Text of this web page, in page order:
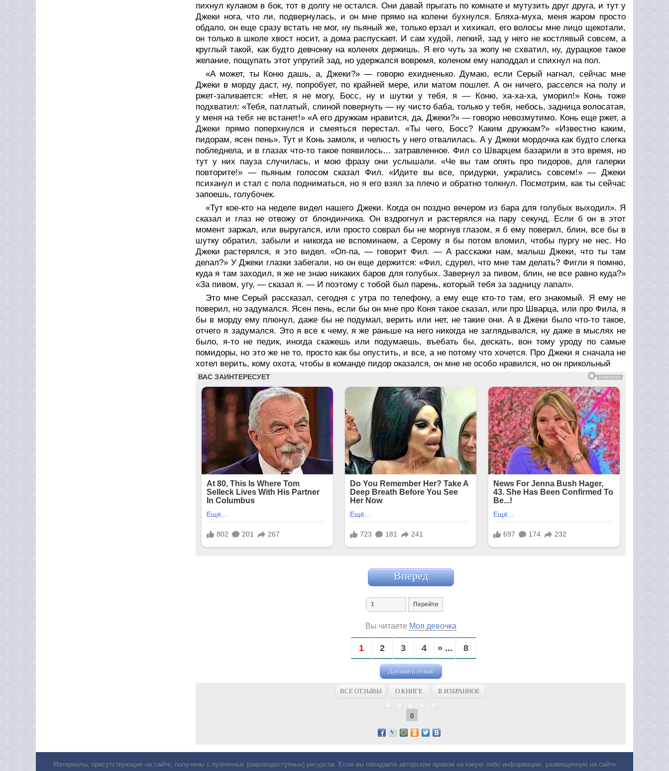
пихнул кулаком в бок, тот в долгу не остался. Они давай прыгать по комнате и мутузить друг друга, и тут у
Джеки нога, что ли, подвернулась, и он мне прямо на колени бухнулся. Бляха-муха, меня жаром просто
обдало, он еще сразу встать не мог, ну пьяный же, только ерзал и хихикал, его волосы мне лицо щекотали,
он только в школе хвост носит, а дома распускает. И сам худой, легкий, зад у него не костлявый совсем, а
круглый такой, как будто девчонку на коленях держишь. Я его чуть за жопу не схватил, ну, дурацкое такое
желание, пощупать этот упругий зад, но удержался вовремя, коленом ему наподдал и спихнул на пол.
«А может, ты Коню дашь, а, Джеки?» — говорю ехидненько. Думаю, если Серый нагнал, сейчас мне
Джеки в морду даст, ну, попробует, по крайней мере, или матом пошлет. А он ничего, расселся на полу и
ржет-заливается: «Нет, я не могу, Босс, ну и шутки у тебя, я — Коню, ха-ха-ха, уморил!» Конь тоже
подхватил: «Тебя, патлатый, спиной повернуть — ну чисто баба, только у тебя, небось, задница волосатая,
у меня на тебя не встанет!» «А его дружкам нравится, да, Джеки?» — говорю невозмутимо. Конь еще ржет, а
Джеки прямо поперхнулся и смеяться перестал. «Ты чего, Босс? Каким дружкам?» «Известно каким,
пидорам, ясен пень». Тут и Конь замолк, и челюсть у него отвалилась. А у Джеки мордочка как будто слегка
побледнела, и в глазах что-то такое появилось… затравленное. Фил со Шварцем базарили в это время, но
тут у них пауза случилась, и мою фразу они услышали. «Че вы там опять про пидоров, для галерки
повторите!» — пьяным голосом сказал Фил. «Идите вы все, придурки, ужрались совсем!» — Джеки
психанул и стал с пола подниматься, но я его взял за плечо и обратно толкнул. Посмотрим, как ты сейчас
запоешь, голубочек.
«Тут кое-кто на неделе видел нашего Джеки. Когда он поздно вечером из бара для голубых выходил». Я
сказал и глаз не отвожу от блондинчика. Он вздрогнул и растерялся на пару секунд. Если б он в этот
момент заржал, или выругался, или просто соврал бы не моргнув глазом, я б ему поверил, блин, все бы в
шутку обратил, забыли и никогда не вспоминаем, а Серому я бы потом вломил, чтобы пургу не нес. Но
Джеки растерялся, я это видел. «Оп-па, — говорит Фил. — А расскажи нам, малыш Джеки, что ты там
делал?» У Джеки глазки забегали, но он еще держится: «Фил, сдурел, что мне там делать? Фигли я помню,
куда я там заходил, я же не знаю никаких баров для голубых. Завернул за пивом, блин, не все равно куда?»
«За пивом, угу, — сказал я. — И поэтому с тобой был парень, который тебя за задницу лапал».
Это мне Серый рассказал, сегодня с утра по телефону, а ему еще кто-то там, его знакомый. Я ему не
поверил, но задумался. Ясен пень, если бы он мне про Коня такое сказал, или про Шварца, или про Фила, я
бы в морду ему плюнул, даже бы не подумал, верить или нет, не такие они. А в Джеки было что-то такое,
отчего я задумался. Это я все к чему, я же раньше на него никогда не заглядывался, ну даже в мыслях не
было, я-то не педик, иногда скажешь или подумаешь, въебать бы, дескать, вон тому уроду по самые
помидоры, но это же не то, просто как бы опустить, и все, а не потому что хочется. Про Джеки я сначала не
хотел верить, кому охота, чтобы в команде пидор оказался, он мне не особо нравился, но он прикольный
Вперед
Вы читаете Моя девочка
1 2 3 4 » ... 8
Добавить отзыв
ВСЕ ОТЗЫВЫ О КНИГЕ В ИЗБРАННОЕ
0
Материалы, присутствующие на сайте, получены с публичных (широкодоступных) ресурсов. Если вы обладаете авторским правом на какую либо информацию, размещенную на сайте